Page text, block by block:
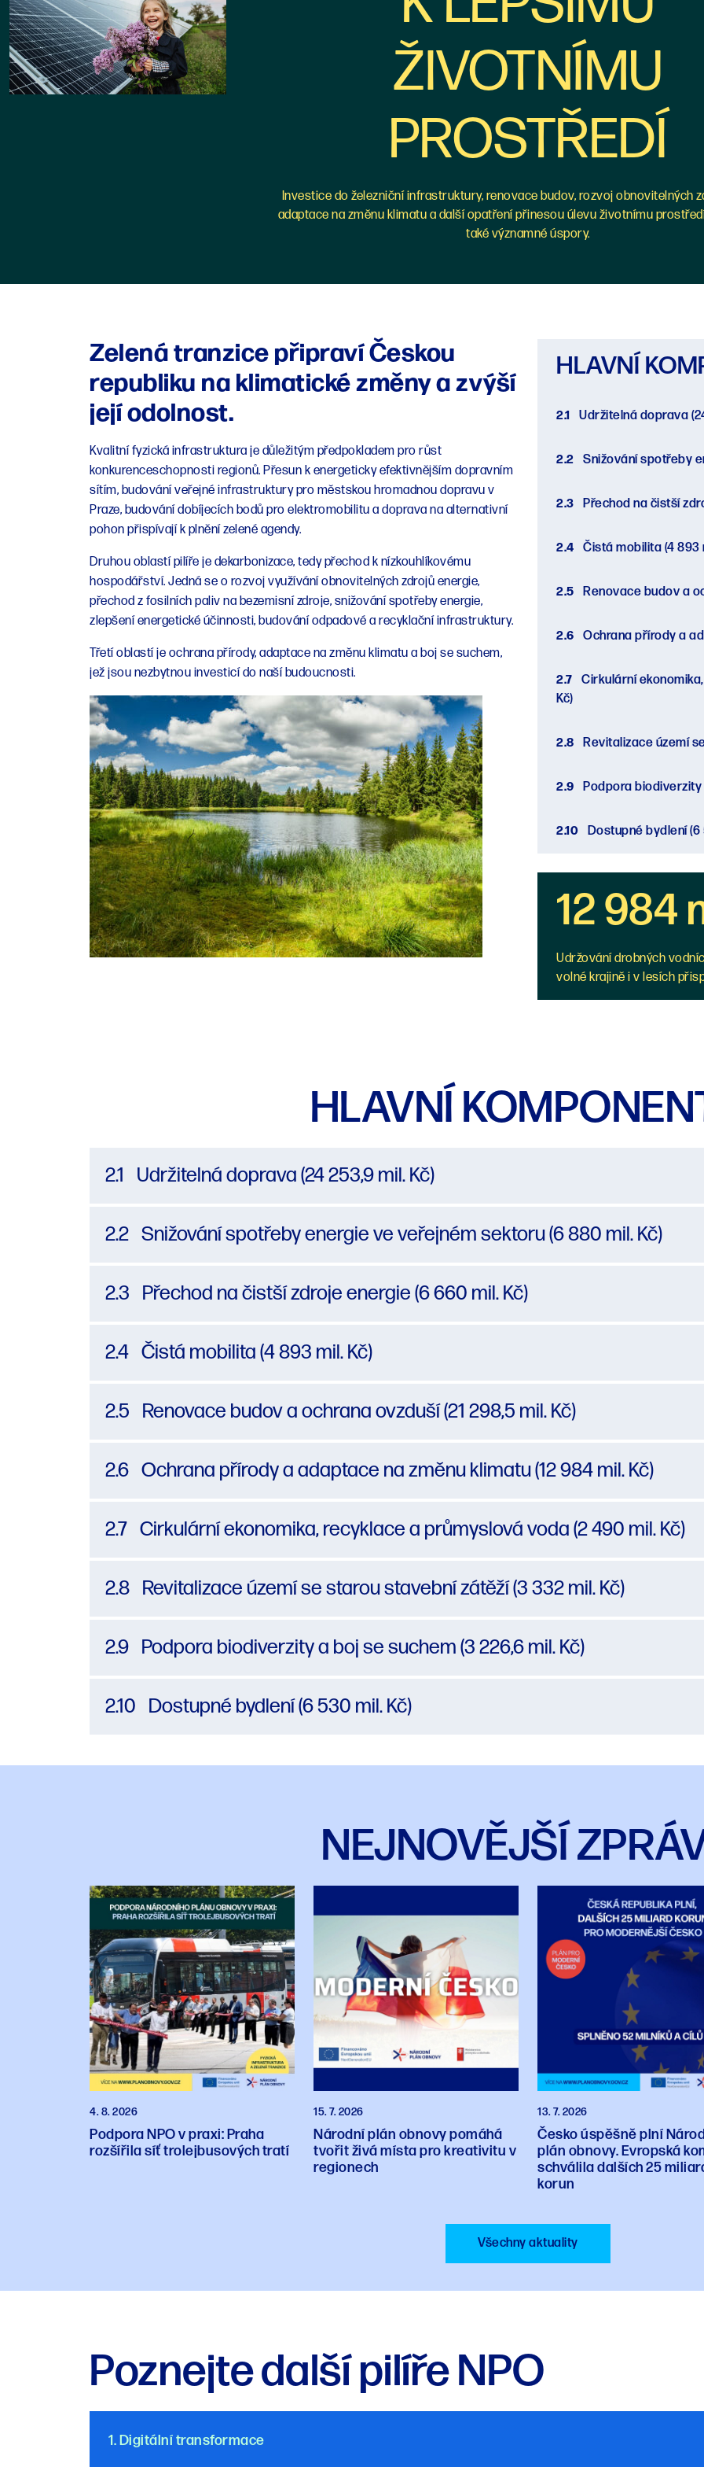
ŽIVOTNÍMU
PROSTŘEDÍ
Investice do železniční infrastruktury, renovace budov, rozvoj obnovitelných
adaptace na změnu klimatu a další opatření přinesou úlevu životnímu
také významné úspory.
Zelená tranzice připraví Českou
republiku na klimatické změny a zvýší
její odolnost.
Kvalitní fyzická infrastruktura je důležitým předpokladem pro růst
konkurenceschopnosti regionů. Přesun k energeticky efektivnějším dopravním
sítím, budování veřejné infrastruktury pro městskou hromadnou dopravu v
Praze, budování dobíjecích bodů pro elektromobilitu a doprava na alternativní
pohon přispívají k plnění zelené agendy.
Druhou oblastí pilíře je dekarbonizace, tedy přechod k nízkouhlíkovému
hospodářství. Jedná se o rozvoj využívání obnovitelných zdrojů energie,
přechod z fosilních paliv na bezemisní zdroje, snižování spotřeby energie,
zlepšení energetické účinnosti, budování odpadové a recyklační infrastruktury.
Třetí oblastí je ochrana přírody, adaptace na změnu klimatu a boj se suchem,
jež jsou nezbytnou investicí do naší budoucnosti.
HLAVNÍ
2.1 Udržitelná doprava
2.2 Snižování spotřeby
2.3 Přechod na čistší
2.4 Čistá mobilita (4 893
2.5 Renovace budov a
2.6 Ochrana přírody a
2.7
Cirkulární
Kč)
2.8 Revitalizace území
2.9 Podpora
2.10 Dostupné bydlení(6
12 984
Udržování drobných
volné krajině i v lesích
HLAVNÍ
2.1 Udržitelná doprava (24 253,9 mil. Kč)
2.2 Snižování spotřeby energie ve veřejném sektoru (6 880 mil. Kč)
2.3 Přechod na čistší zdroje energie (6 660 mil. Kč)
2.4 Čistá mobilita (4 893 mil. Kč)
2.5 Renovace budov a ochrana ovzduší (21 298,5 mil. Kč)
2.6 Ochrana přírody a adaptace na změnu klimatu (12 984 mil. Kč)
2.7 Cirkulární ekonomika, recyklace a průmyslová voda (2 490 mil. Kč)
2.8 Revitalizace území se starou stavební zátěží (3 332 mil. Kč)
2.9 Podpora biodiverzity a boj se suchem (3 226,6 mil. Kč)
2.10 Dostupné bydlení (6 530 mil. Kč)
NEJNOVĚJŠÍ
4. 8. 2026
Podpora NPO v praxi: Praha
rozšířila síť trolejbusových tratí
15. 7. 2026
Národní plán obnovy pomáhá
tvořit živá místa pro kreativitu v
regionech
13. 7. 2026
Česko úspěšně plní
plán obnovy. Evropská
schválila dalších 25
korun
Všechny aktuality
Poznejte další pilíře NPO
1. Digitální transformace